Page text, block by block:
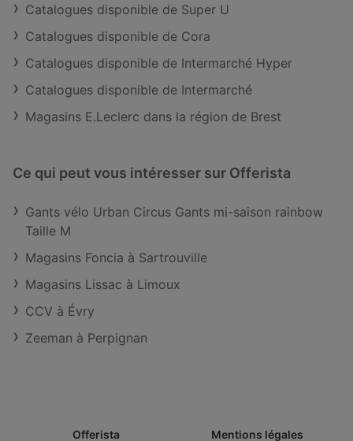
Catalogues disponible de Super U
Catalogues disponible de Cora
Catalogues disponible de Intermarché Hyper
Catalogues disponible de Intermarché
Magasins E.Leclerc dans la région de Brest
Ce qui peut vous intéresser sur Offerista
Gants vélo Urban Circus Gants mi-saison rainbow
Taille M
Magasins Foncia à Sartrouville
Magasins Lissac à Limoux
CCV à Évry
Zeeman à Perpignan
Offerista Mentions légales